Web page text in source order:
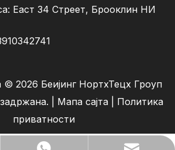
Еаст 34 Стреет, Брооклин НИ
© 2026 Беијинг НортхТецх Гроуп
| Мапа сајта
Политика
приватности